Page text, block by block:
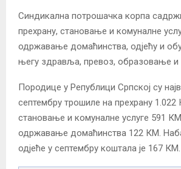
Синдикална потрошачка корпа
прехрану, становање и комуналне
одржавање домаћинства, одјећу и
његу здравља, превоз, образовање и
Породице у Републици Српској су
септембру трошиле на прехрану 1.022
становање и комуналне услуге 591
одржавање домаћинства 122 КМ.
одјеће у септембру коштала је 167 КМ.